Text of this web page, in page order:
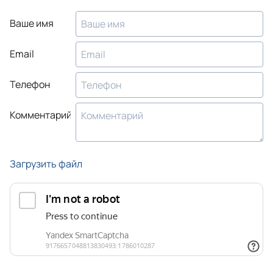
Ваше имя
Email
Телефон
Комментарий
Загрузить файл